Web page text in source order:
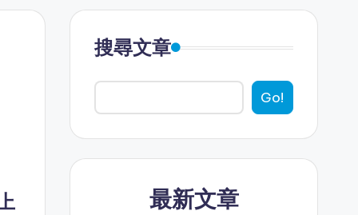
搜尋文章
Go!
最新文章